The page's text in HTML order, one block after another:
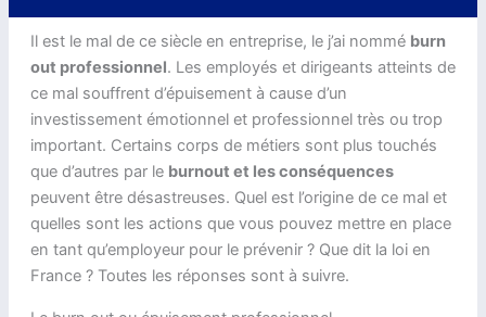
Il est le mal de ce siècle en entreprise, le j’ai nommé burn
out professionnel. Les employés et dirigeants atteints de
ce mal souffrent d’épuisement à cause d’un
investissement émotionnel et professionnel très ou trop
important. Certains corps de métiers sont plus touchés
que d’autres par le burnout et les conséquences
peuvent être désastreuses. Quel est l’origine de ce mal et
quelles sont les actions que vous pouvez mettre en place
en tant qu’employeur pour le prévenir ? Que dit la loi en
France ? Toutes les réponses sont à suivre.